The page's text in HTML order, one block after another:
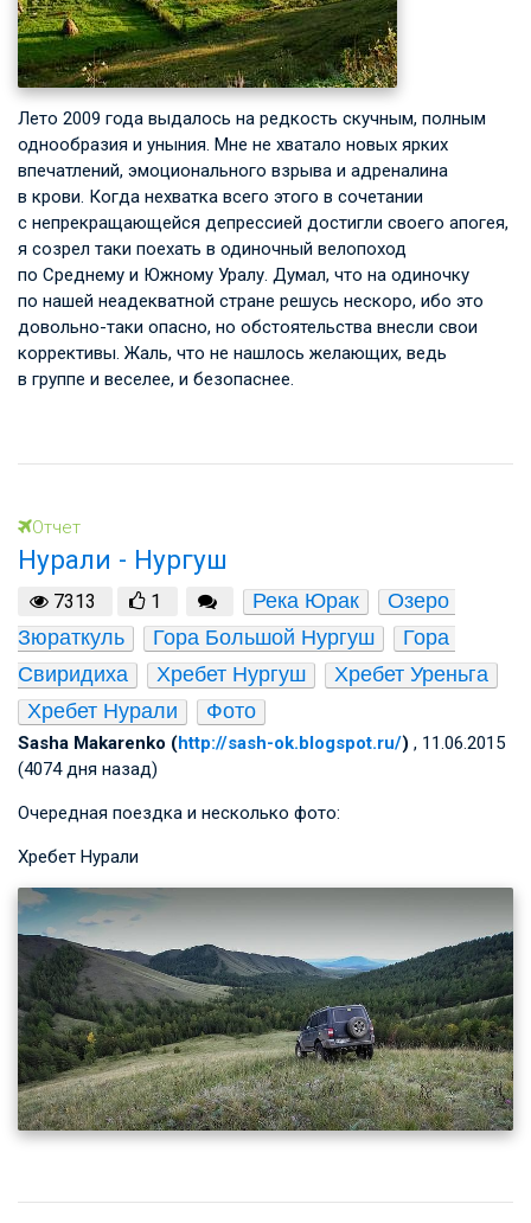
Лето 2009 года выдалось на редкость скучным, полным
однообразия и уныния. Мне не хватало новых ярких
впечатлений, эмоционального взрыва и адреналина
в крови. Когда нехватка всего этого в сочетании
с непрекращающейся депрессией достигли своего апогея,
я созрел таки поехать в одиночный велопоход
по Среднему и Южному Уралу. Думал, что на одиночку
по нашей неадекватной стране решусь нескоро, ибо это
довольно-таки опасно, но обстоятельства внесли свои
коррективы. Жаль, что не нашлось желающих, ведь
в группе и веселее, и безопаснее.
Отчет
Нурали - Нургуш
7313 1 Река Юрак
Озеро
Зюраткуль
Гора Большой Нургуш
Гора
Свиридиха
Хребет Нургуш
Хребет Уреньга
Хребет Нурали
Фото
Sasha Makarenko (http://sash-ok.blogspot.ru/) , 11.06.2015
(4074 дня назад)
Очередная поездка и несколько фото:
Хребет Нурали